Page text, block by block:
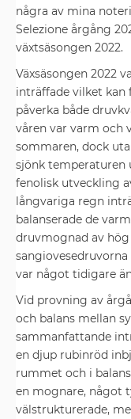
några av mina
Selezione årgång
växtsäsongen 2022.
Växsäsongen 2022
inträffade vilket
påverka både
våren var varm och
sommaren, dock
sjönk temperaturen
fenolisk utveckling
långvariga regn
balanserade de
druvmognad av
var något tidigare
Vid provning av
och balans mellan
sammanfattande
en djup rubinröd
rummet och i
en mognare, något
välstrukturerade,